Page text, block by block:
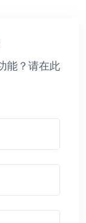
能？请在此